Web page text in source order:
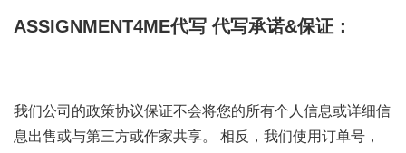
ASSIGNMENT4ME代写代写承诺&保证：
我们公司的政策协议保证不会将您的所有个人信息或详细信
息出售或与第三方或作家共享。 相反，我们使用订单号，